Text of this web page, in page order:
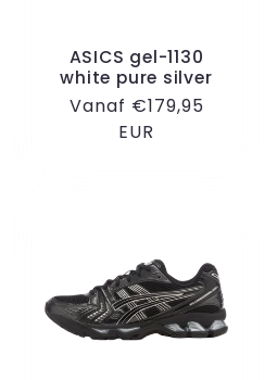
ASICS gel-1130
white pure silver
Normale
Vanaf €179,95
EUR